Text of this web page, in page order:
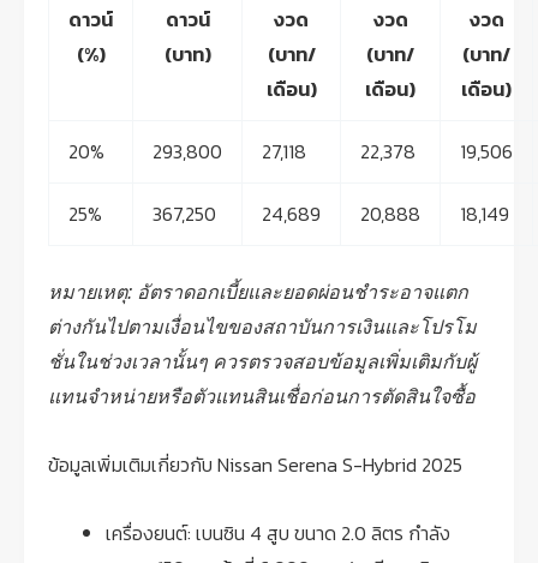
ดาวน์
(%)
ดาวน์
(บาท)
งวด
(บาท/
เดือน)
งวด
(บาท/
เดือน)
งวด
(บาท/
เดือน)
20% 293,800 27,118 22,378 19,506
25% 367,250 24,689 20,888 18,149
หมายเหตุ: อัตราดอกเบี้ยและยอดผ่อนชำระอาจแตก
ต่างกันไปตามเงื่อนไขของสถาบันการเงินและโปรโม
ชั่นในช่วงเวลานั้นๆ ควรตรวจสอบข้อมูลเพิ่มเติมกับผู้
แทนจำหน่ายหรือตัวแทนสินเชื่อก่อนการตัดสินใจซื้อ
ข้อมูลเพิ่มเติมเกี่ยวกับ Nissan Serena S-Hybrid 2025
เครื่องยนต์: เบนซิน 4 สูบ ขนาด 2.0 ลิตร กำลัง